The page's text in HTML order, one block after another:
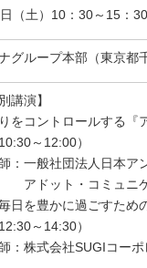
（土）10：30～15：
グループ本部（東京都
講演】
をコントロールする『
～12:00）
：一般社団法人日本ア
ット・コミュニケ
日を豊かに過ごすため
～14:30）
：株式会社SUGIコー